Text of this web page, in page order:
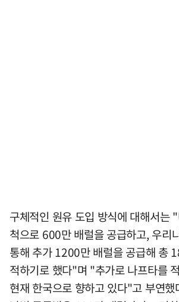
구체적인 원유 도입 방식에 대해서는
척으로 600만 배럴을 공급하고, 우리
통해 추가 1200만 배럴을 공급해 총
적하기로 했다"며 "추가로 나프타를
현재 한국으로 향하고 있다"고 부연